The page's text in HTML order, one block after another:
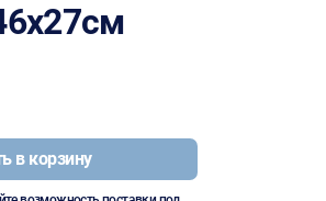
в корзину